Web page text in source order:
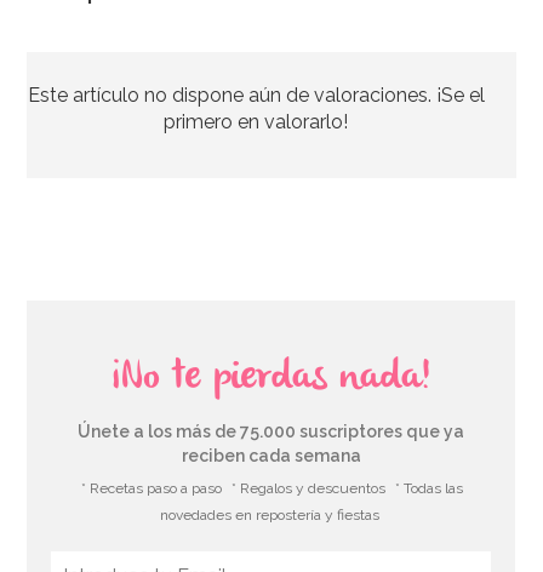
2,95€ 2,95€
Este artículo no dispone aún de valoraciones. ¡Se el
primero en valorarlo!
¡No te pierdas nada!
Únete a los más de 75.000 suscriptores que ya
reciben cada semana
* Recetas paso a paso * Regalos y descuentos
* Todas las
novedades en repostería y fiestas